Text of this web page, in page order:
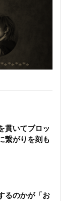
貫いてブロッ
繋がりを刻も
るのかが「お